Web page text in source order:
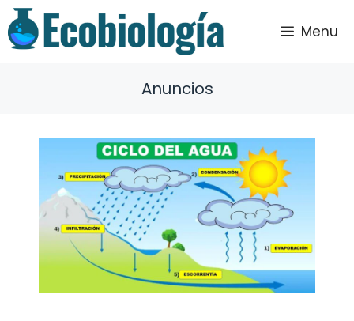
Saltar
al
contenido
Menu
Anuncios